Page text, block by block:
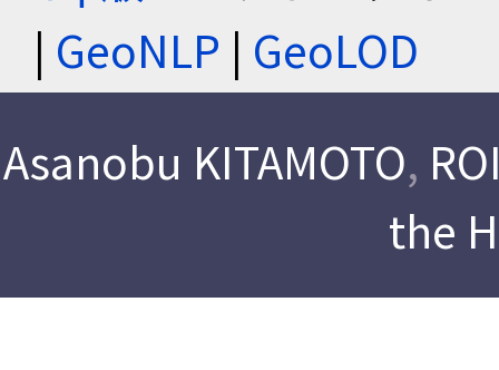
| GeoNLP | GeoLOD
Asanobu KITAMOTO,
the